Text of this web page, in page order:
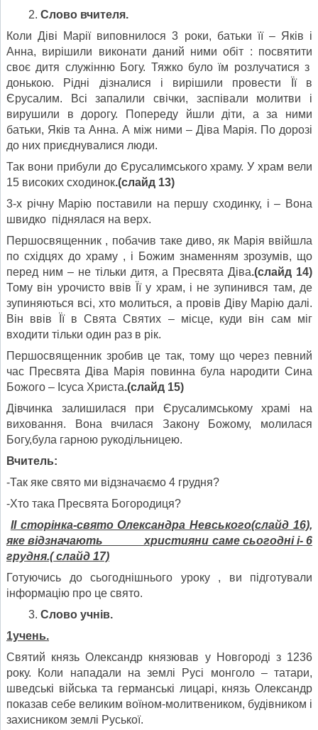
Слово вчителя.
Коли Діві Марії виповнилося 3 роки, батьки її – Яків і
Анна, вирішили виконати даний ними обіт : посвятити
своє дитя служінню Богу. Тяжко було їм розлучатися з
донькою. Рідні дізналися і вирішили провести Її в
Єрусалим. Всі запалили свічки, заспівали молитви і
вирушили в дорогу. Попереду йшли діти, а за ними
батьки, Яків та Анна. А між ними – Діва Марія. По дорозі
до них приєднувалися люди.
Так вони прибули до Єрусалимського храму. У храм вели
15 високих сходинок.(слайд 13)
3-х річну Марію поставили на першу сходинку, і – Вона
швидко піднялася на верх.
Першосвященник , побачив таке диво, як Марія ввійшла
по східцях до храму , і Божим знаменням зрозумів, що
перед ним – не тільки дитя, а Пресвята Діва.(слайд 14)
Тому він урочисто ввів Її у храм, і не зупинився там, де
зупиняються всі, хто молиться, а провів Діву Марію далі.
Він ввів Її в Свята Святих – місце, куди він сам міг
входити тільки один раз в рік.
Першосвященник зробив це так, тому що через певний
час Пресвята Діва Марія повинна була народити Сина
Божого – Ісуса Христа.(слайд 15)
Дівчинка залишилася при Єрусалимському храмі на
виховання. Вона вчилася Закону Божому, молилася
Богу,була гарною рукодільницею.
Вчитель:
-Так яке свято ми відзначаємо 4 грудня?
-Хто така Пресвята Богородиця?
ІІ сторінка-свято Олександра Невського(слайд 16),
яке відзначають християни саме сьогодні і- 6
грудня.( слайд 17)
Готуючись до сьогоднішнього уроку , ви підготували
інформацію про це свято.
Слово учнів.
1учень.
Святий князь Олександр князював у Новгороді з 1236
року. Коли нападали на землі Русі монголо – татари,
шведські війська та германські лицарі, князь Олександр
показав себе великим воїном-молитвеником, будівником і
захисником землі Руської.